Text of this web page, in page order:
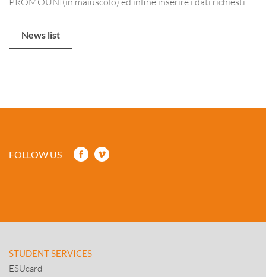
News list
FOLLOW US
STUDENT SERVICES
ESUcard